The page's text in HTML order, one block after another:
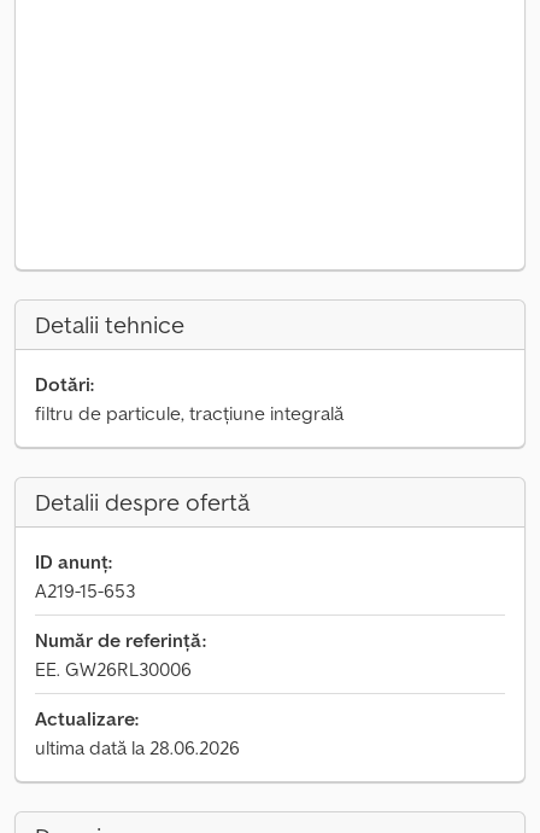
Detalii tehnice
Dotări:
filtru de particule, tracțiune integrală
Detalii despre ofertă
ID anunț:
A219-15-653
Număr de referință:
EE. GW26RL30006
Actualizare:
ultima dată la 28.06.2026